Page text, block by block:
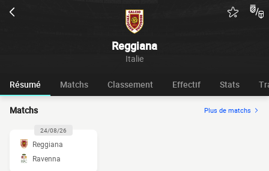
Reggiana
Italie
Résumé Matchs Classement Effectif Stats
Matchs Plus de matchs
24/08/26
Reggiana
Ravenna